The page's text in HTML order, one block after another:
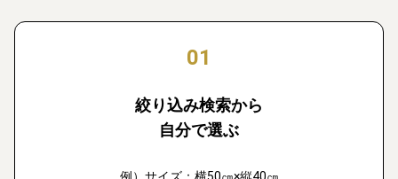
01
絞り込み検索から
自分で選ぶ
例）サイズ：横50㎝×縦40㎝